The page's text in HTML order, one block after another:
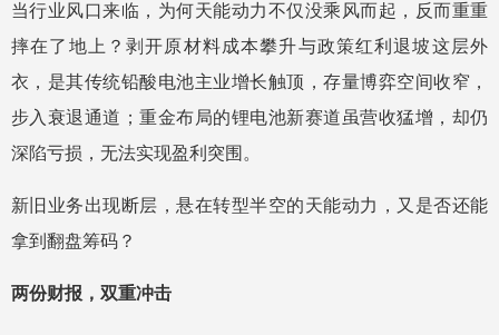
当行业风口来临，为何天能动力不仅没乘风而起，反而重重
摔在了地上？剥开原材料成本攀升与政策红利退坡这层外
衣，是其传统铅酸电池主业增长触顶，存量博弈空间收窄，
步入衰退通道；重金布局的锂电池新赛道虽营收猛增，却仍
深陷亏损，无法实现盈利突围。
新旧业务出现断层，悬在转型半空的天能动力，又是否还能
拿到翻盘筹码？
两份财报，双重冲击